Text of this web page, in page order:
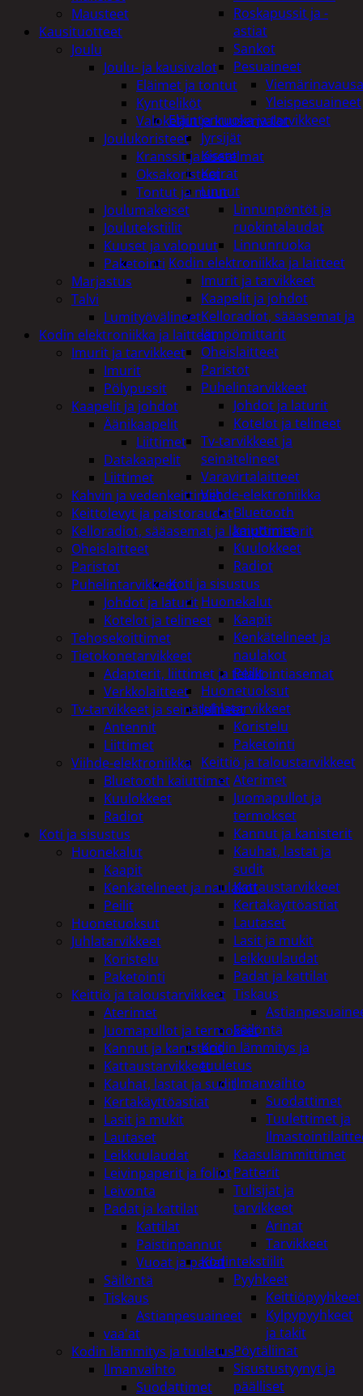
Roskapussit ja -
astiat
Sankot
Pesuaineet
Yleispesuaineet
Eläintenruoka ja tarvikkeet
Jyrsijät
Kissat
Koirat
Linnut
Linnunpöntöt ja
ruokintalaudat
Linnunruoka
Kodin elektroniikka ja laitteet
Imurit ja tarvikkeet
Kaapelit ja johdot
Kelloradiot, sääasemat ja
lämpömittarit
Oheislaitteet
Paristot
Puhelintarvikkeet
Johdot ja laturit
Kotelot ja telineet
Tv-tarvikkeet ja
seinätelineet
Varavirtalaitteet
Viihde-elektroniikka
Bluetooth
kaiuttimet
Kuulokkeet
Radiot
Koti ja sisustus
Huonekalut
Kaapit
Kenkätelineet ja
naulakot
Peilit
Huonetuoksut
Juhlatarvikkeet
Koristelu
Paketointi
Keittiö ja taloustarvikkeet
Aterimet
Juomapullot ja
termokset
Kannut ja kanisterit
Kauhat, lastat ja
sudit
Kattaustarvikkeet
Kertakäyttöastiat
Lautaset
Lasit ja mukit
Leikkuulaudat
Padat ja kattilat
Tiskaus
Säilöntä
Kodin lämmitys ja
tuuletus
Ilmanvaihto
Suodattimet
Tuulettimet ja
Kaasulämmittimet
Patterit
Tulisijat ja
tarvikkeet
Arinat
Tarvikkeet
Kodintekstiilit
Pyyhkeet
Keittiöpyyhkeet
Kylpypyyhkeet
ja takit
Pöytäliinat
Sisustustyynyt ja
päälliset
Mausteet
Kausituotteet
Joulu
Joulu- ja kausivalot
Eläimet ja tontut
Kyntteliköt
Valoketjut ja kuusenvalot
Joulukoristeet
Kranssit ja asetelmat
Oksakoristeet
Tontut ja muut
Joulumakeiset
Joulutekstiilit
Kuuset ja valopuut
Paketointi
Marjastus
Talvi
Lumityövälineet
Kodin elektroniikka ja laitteet
Imurit ja tarvikkeet
Imurit
Pölypussit
Kaapelit ja johdot
Äänikaapelit
Liittimet
Datakaapelit
Liittimet
Kahvin ja vedenkeittimet
Keittolevyt ja paistoraudat
Kelloradiot, sääasemat ja lämpömittarit
Oheislaitteet
Paristot
Puhelintarvikkeet
Johdot ja laturit
Kotelot ja telineet
Tehosekoittimet
Tietokonetarvikkeet
Adapterit, liittimet ja telakointiasemat
Verkkolaitteet
Tv-tarvikkeet ja seinätelineet
Antennit
Liittimet
Viihde-elektroniikka
Bluetooth kaiuttimet
Kuulokkeet
Radiot
Koti ja sisustus
Huonekalut
Kaapit
Kenkätelineet ja naulakot
Peilit
Huonetuoksut
Juhlatarvikkeet
Koristelu
Paketointi
Keittiö ja taloustarvikkeet
Aterimet
Juomapullot ja termokset
Kannut ja kanisterit
Kattaustarvikkeet
Kauhat, lastat ja sudit
Kertakäyttöastiat
Lasit ja mukit
Lautaset
Leikkuulaudat
Leivinpaperit ja foliot
Leivonta
Padat ja kattilat
Kattilat
Paistinpannut
Vuoat ja padat
Säilöntä
Tiskaus
Astianpesuaineet
vaa'at
Kodin lämmitys ja tuuletus
Ilmanvaihto
Suodattimet